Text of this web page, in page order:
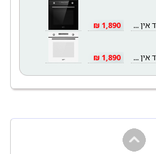
בילד אין 72 1,890 ₪
בילד אין 72 1,890 ₪